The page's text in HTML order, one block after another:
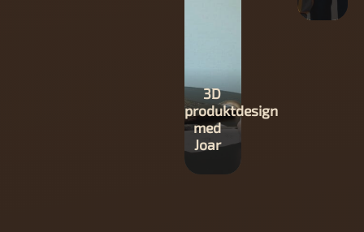
3D
produktdesign
med
Joar
3D
produktdesign
med
Joar